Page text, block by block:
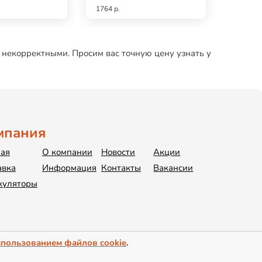
1764 р.
Просим вас точную цену узнать у
О компании Новости
Акции
Информация Контакты
Вакансии
файлов cookie.